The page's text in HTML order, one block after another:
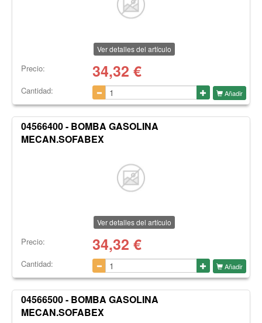
Ver detalles del artículo
Precio: 34,32 €
Cantidad: Añadir
04566400 - BOMBA GASOLINA
MECAN.SOFABEX
Ver detalles del artículo
Precio: 34,32 €
Cantidad: Añadir
04566500 - BOMBA GASOLINA
MECAN.SOFABEX